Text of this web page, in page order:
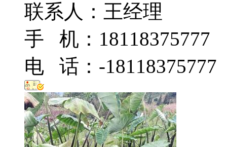
联系人：王经理
手 机：18118375777
电 话：-18118375777